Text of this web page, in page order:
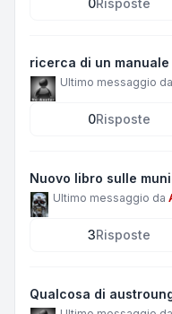
ricerca di un manuale
Ultimo messaggio da
0Risposte
Nuovo libro sulle
Ultimo messaggio da
3Risposte
Qualcosa di